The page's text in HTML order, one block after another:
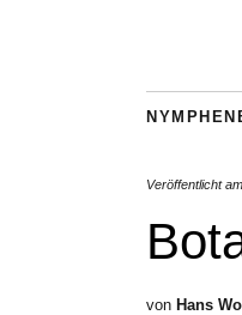
Veröffentlicht am
von Hans